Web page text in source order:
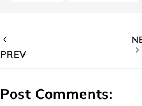
PREV
Post Comments: